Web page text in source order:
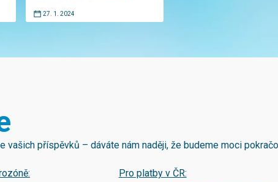
27. 1. 2024
vašich příspěvků – dáváte nám naději, že budeme moci
Pro platby v ČR: